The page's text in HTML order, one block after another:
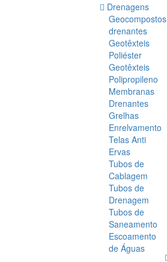
Drenagens
Geocompostos
drenantes
Geotêxteis
Poliéster
Geotêxteis
Polipropileno
Membranas
Drenantes
Grelhas
Enrelvamento
Telas Anti
Ervas
Tubos de
Cablagem
Tubos de
Drenagem
Tubos de
Saneamento
Escoamento
de Águas